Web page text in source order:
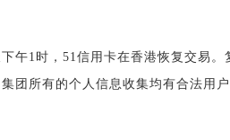
午1时，51信用卡在香港恢复交易
团所有的个人信息收集均有合法用